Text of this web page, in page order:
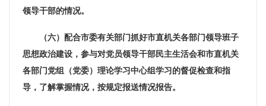
领导干部的情况。
（六）配合市委有关部门抓好市直机关各部门领导班子
思想政治建设，参与对党员领导干部民主生活会和市直机关
各部门党组（党委）理论学习中心组学习的督促检查和指
导，了解掌握情况，按规定报送情况报告。